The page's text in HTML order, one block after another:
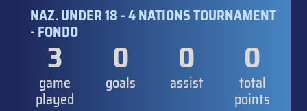
NAZ. UNDER 18 - 4 NATIONS TOURNAMENT
- FONDO
3
game
played
0
goals
0
assist
0
total
points